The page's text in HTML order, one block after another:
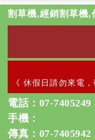
割草機,經銷割草機,
《 休假日請勿來電，
電話： 07-7405249
手機：
傳真：07-7405942